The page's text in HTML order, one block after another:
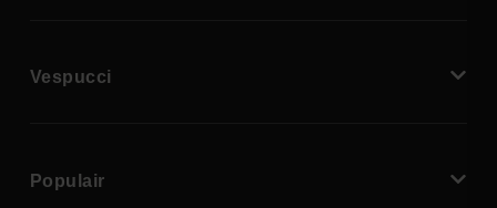
Vespucci
Populair